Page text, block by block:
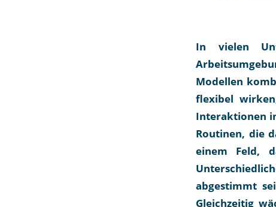
In vielen
Modellen
flexibel
Interaktionen
Routinen, die
einem Feld,
abgestimmt
Gleichzeitig